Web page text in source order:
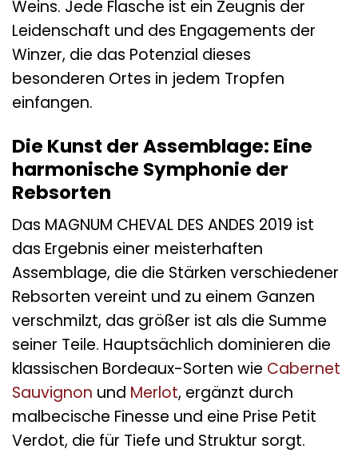
Weins. Jede Flasche ist ein Zeugnis der
Leidenschaft und des Engagements der
Winzer, die das Potenzial dieses
besonderen Ortes in jedem Tropfen
einfangen.
Die Kunst der Assemblage: Eine
harmonische Symphonie der
Rebsorten
Das MAGNUM CHEVAL DES ANDES 2019 ist
das Ergebnis einer meisterhaften
Assemblage, die die Stärken verschiedener
Rebsorten vereint und zu einem Ganzen
verschmilzt, das größer ist als die Summe
seiner Teile. Hauptsächlich dominieren die
klassischen Bordeaux-Sorten wie Cabernet
Sauvignon und Merlot, ergänzt durch
malbecische Finesse und eine Prise Petit
Verdot, die für Tiefe und Struktur sorgt.